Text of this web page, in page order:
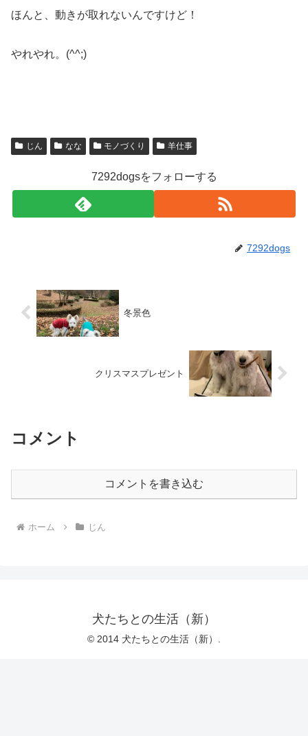
ほんと、動きが取れないんですけど！
やれやれ。(^^;)
じん なな モノづくり 羊仕事
7292dogsをフォローする
7292dogs
冬景色
クリスマスプレゼント
コメント
コメントを書き込む
ホーム じん
犬たちとの生活（新）
© 2014 犬たちとの生活（新）.